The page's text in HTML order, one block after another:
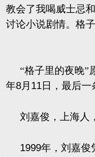
教会了我喝威士忌
讨论小说剧情。格
“格子里的夜晚”
年8月 11 日，最后一
刘嘉俊，上海人，
1999年，刘嘉俊